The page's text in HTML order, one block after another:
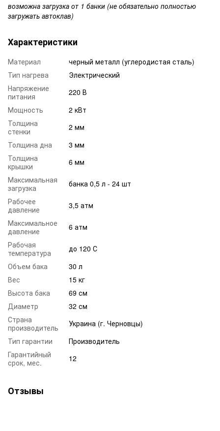
возможна загрузка от 1 банки (не обязательно полностью
загружать автоклав)
Характеристики
Материал
черный металл (углеродистая сталь)
Тип нагрева
Электрический
Напряжение
питания
220 В
Мощность
2 кВт
Толщина
стенки
2 мм
Толщина дна
3 мм
Толщина
крышки
6 мм
Максимальная
загрузка
банка 0,5 л - 24 шт
Рабочее
давление
3,5 атм
Максимальное
давление
6 атм
Рабочая
температура
до 120 С
Объем бака
30 л
Вес
15 кг
Высота бака
69 см
Диаметр
32 см
Страна
производитель
Украина (г. Черновцы)
Тип гарантии
Производитель
Гарантийный
срок, мес.
12
Отзывы